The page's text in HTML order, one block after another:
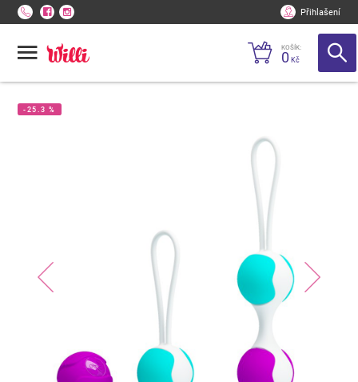
Přihlašení
KOŠÍK:
0 Kč
-25.3 %